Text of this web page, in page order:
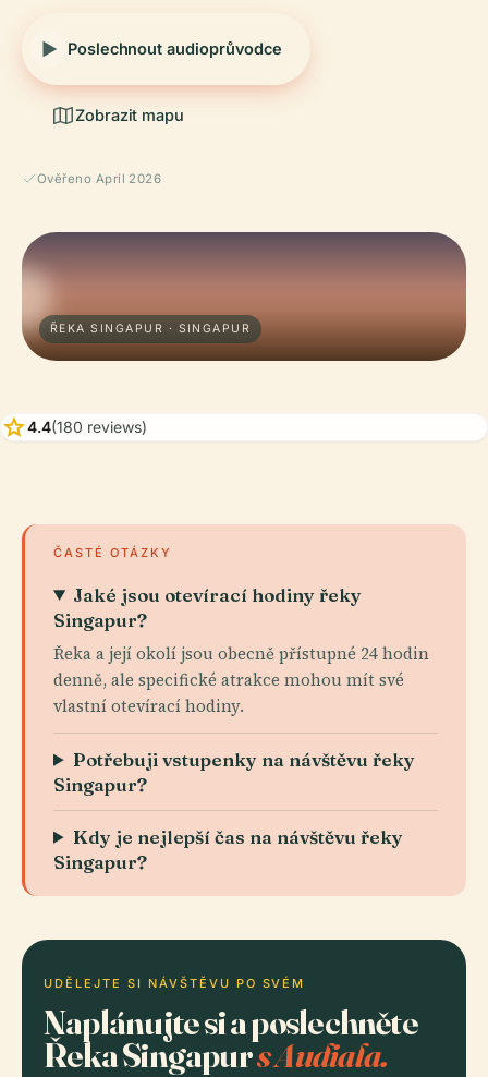
Poslechnout audioprůvodce
Zobrazit mapu
Ověřeno April 2026
ŘEKA SINGAPUR · SINGAPUR
star4.4(180 reviews)
ČASTÉ OTÁZKY
Jaké jsou otevírací hodiny řeky
Singapur?
Řeka a její okolí jsou obecně přístupné 24 hodin
denně, ale specifické atrakce mohou mít své
vlastní otevírací hodiny.
Potřebuji vstupenky na návštěvu řeky
Singapur?
Kdy je nejlepší čas na návštěvu řeky
Singapur?
UDĚLEJTE SI NÁVŠTĚVU PO SVÉM
Naplánujte si a poslechněte
Řeka Singapurs Audiala.